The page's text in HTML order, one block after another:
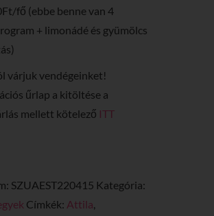
fő (ebbe benne van 4
+ limonádé és gyümölcs
várjuk vendégeinket!
űrlap a kitöltése a
mellett kötelező ITT
SZUAEST220415 Kategória:
Címkék: Attila,